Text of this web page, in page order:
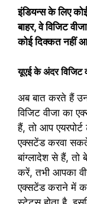
इंडियन्स के लिए
बाहर, वे विजिट
कोई दिक्कत नहीं आ
यूएई के अंदर विजिट
अब बात करते हैं
विजिट वीजा का
हैं, तो आप
एक्सटेंड करवा
बांग्लादेश से हैं, तो
करें, तभी आपका
एक्सटेंड कराने में